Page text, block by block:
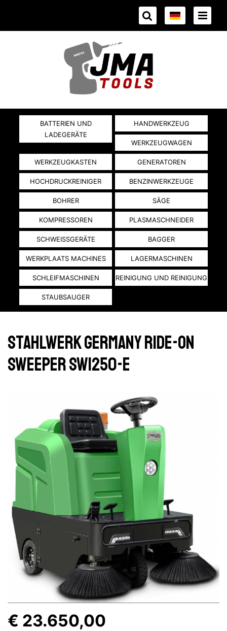
BATTERIEN UND
LADEGERÄTE
HANDWERKZEUG
WERKZEUGWAGEN
WERKZEUGKASTEN GENERATOREN
HOCHDRUCKREINIGER BENZINWERKZEUGE
BOHRER SÄGE
KOMPRESSOREN PLASMASCHNEIDER
SCHWEISSGERÄTE BAGGER
WERKPLAATS MACHINES LAGERMASCHINEN
SCHLEIFMASCHINEN REINIGUNG UND REINIGUNG
STAUBSAUGER
Stahlwerk Germany Ride-on
sweeper SW1250-e
€ 23.650,00